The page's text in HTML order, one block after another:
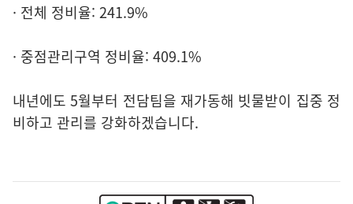
· 전체 정비율: 241.9%
· 중점관리구역 정비율: 409.1%
내년에도 5월부터 전담팀을 재가동해 빗물받이 집중 정
비하고 관리를 강화하겠습니다.